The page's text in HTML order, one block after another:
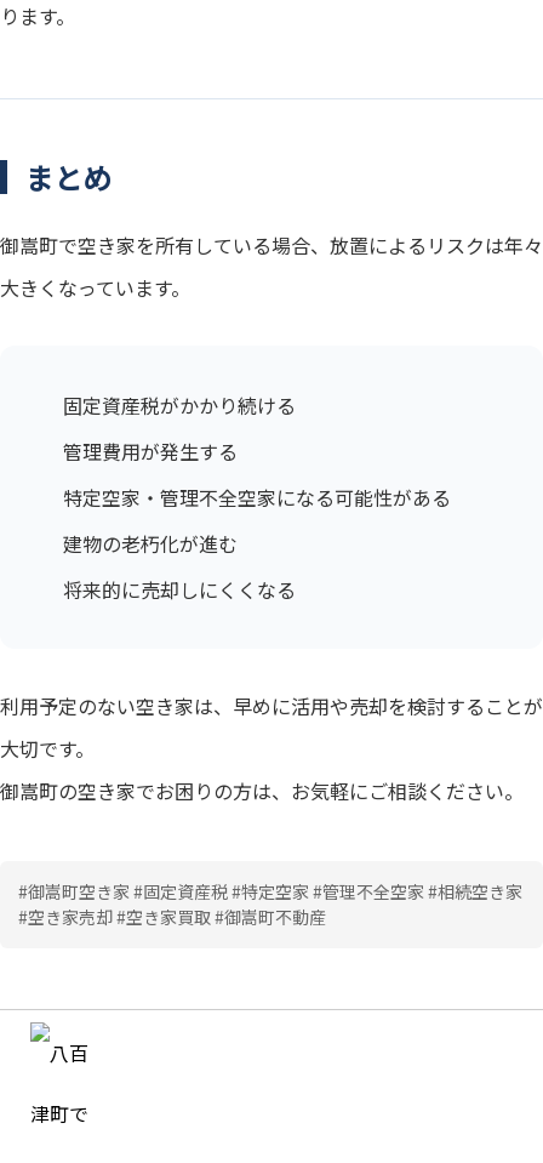
ります。
まとめ
御嵩町で空き家を所有している場合、放置によるリスクは年々
大きくなっています。
固定資産税がかかり続ける
管理費用が発生する
特定空家・管理不全空家になる可能性がある
建物の老朽化が進む
将来的に売却しにくくなる
利用予定のない空き家は、早めに活用や売却を検討することが
大切です。
御嵩町の空き家でお困りの方は、お気軽にご相談ください。
#御嵩町空き家 #固定資産税 #特定空家 #管理不全空家 #相続空き家
#空き家売却 #空き家買取 #御嵩町不動産